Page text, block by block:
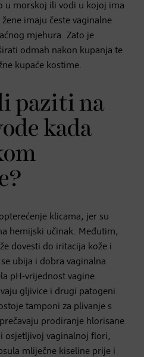
u morskoj ili vodi u kojoj ima
imaju česte vaginalne
mjehura. Zato je
odmah nakon kupanja te
kupaće kostime.
paziti na
kada
klicama, jer su
hemijski učinak. Međutim,
dovesti do iritacija kože i
ubija i dobra vaginalna
pH-vrijednost vagine.
gljivice i drugi patogeni.
tamponi za plivanje s
prodiranje hlorisane
osjetljivoj vaginalnoj flori,
mliječne kiseline prije i